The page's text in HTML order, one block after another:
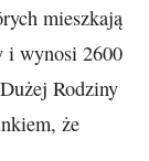
mieszkają
i wynosi 2600
Rodziny
że